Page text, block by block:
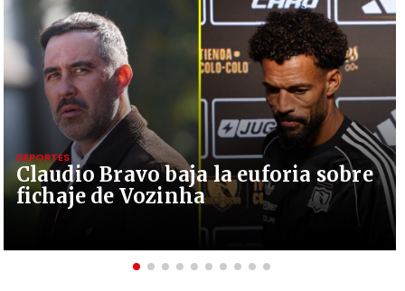
Claudio Bravo baja la euforia sobre
fichaje de Vozinha
DEPORTES